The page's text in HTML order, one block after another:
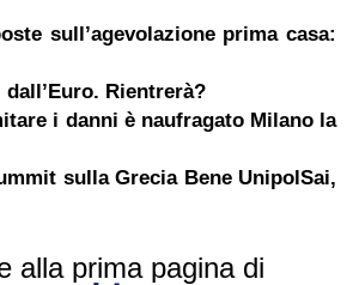
sull’agevolazione prima casa:
Rientrerà?
i danni è naufragato Milano la
sulla Grecia Bene UnipolSai,
alla prima pagina di